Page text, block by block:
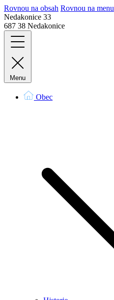
Rovnou na obsah Rovnou na menu
Nedakonice 33
687 38 Nedakonice
Menu
Obec